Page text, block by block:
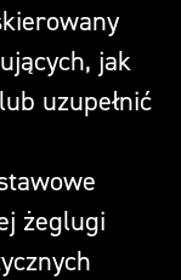
jak
uzupełnić
żeglugi